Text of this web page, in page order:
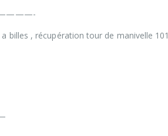
billes , récupération tour de manivelle 101